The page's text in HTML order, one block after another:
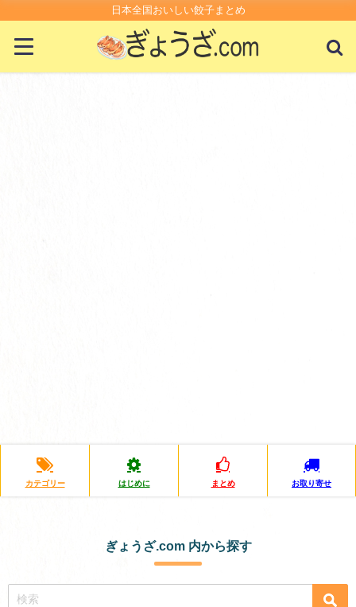
日本全国おいしい餃子まとめ
カテゴリー はじめに まとめ お取り寄せ
ぎょうざ.com 内から探す